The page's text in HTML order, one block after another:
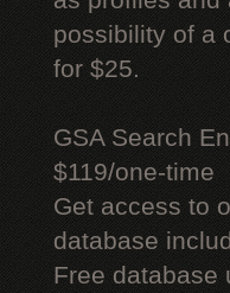
possibility of a
for $25.
GSA Search
$119/one-time
Get access to
database
Free database